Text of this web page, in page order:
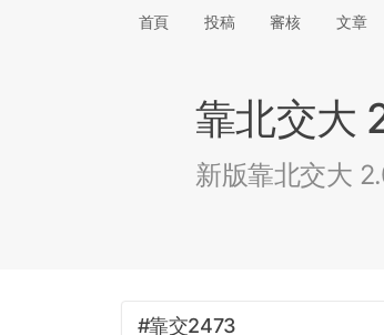
首頁 投稿 審核 文章
靠北交大
新版靠北交大
#靠交2473